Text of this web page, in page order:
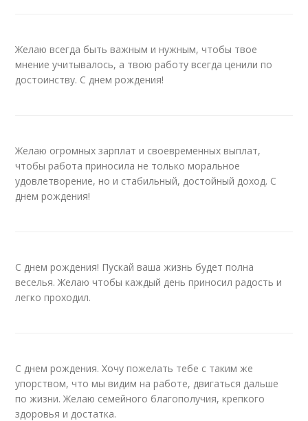
Желаю всегда быть важным и нужным, чтобы твое
мнение учитывалось, а твою работу всегда ценили по
достоинству. С днем рождения!
Желаю огромных зарплат и своевременных выплат,
чтобы работа приносила не только моральное
удовлетворение, но и стабильный, достойный доход. С
днем рождения!
С днем рождения! Пускай ваша жизнь будет полна
веселья. Желаю чтобы каждый день приносил радость и
легко проходил.
С днем рождения. Хочу пожелать тебе с таким же
упорством, что мы видим на работе, двигаться дальше
по жизни. Желаю семейного благополучия, крепкого
здоровья и достатка.